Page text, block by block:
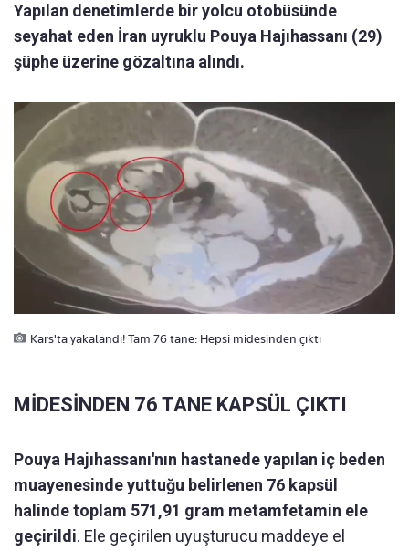
Yapılan denetimlerde bir yolcu otobüsünde
seyahat eden İran uyruklu Pouya Hajıhassanı (29)
şüphe üzerine gözaltına alındı.
Kars'ta yakalandı! Tam 76 tane: Hepsi midesinden çıktı
MİDESİNDEN 76 TANE KAPSÜL ÇIKTI
Pouya Hajıhassanı'nın hastanede yapılan iç beden
muayenesinde yuttuğu belirlenen 76 kapsül
halinde toplam 571,91 gram metamfetamin ele
geçirildi. Ele geçirilen uyuşturucu maddeye el